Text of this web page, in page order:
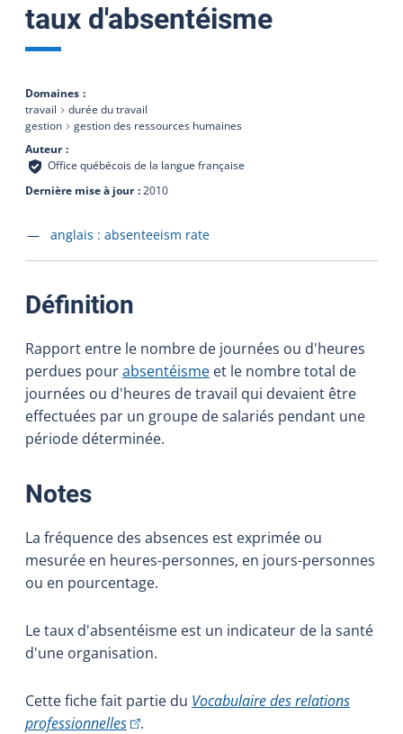
taux d'absentéisme
Domaines
travail
durée du travail
gestion
gestion des ressources humaines
Auteur
Office québécois de la langue française
Dernière mise à jour 2010
Accéder à la fiche en
anglais : absenteeism rate
Définition
Rapport entre le nombre de journées ou d'heures
perdues pourabsentéisme et le nombre total de
journées ou d'heures de travail qui devaient être
effectuées par un groupe de salariés pendant une
période déterminée.
Notes:
La fréquence des absences est exprimée ou
mesurée en heures-personnes, en jours-personnes
ou en pourcentage.
Le taux d'absentéisme est un indicateur de la santé
d'une organisation.
Cette fiche fait partie du Vocabulaire des relations
professionnelles(Cet hyperlien externe s'ouvrira dans une
.